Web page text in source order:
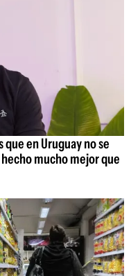
en Uruguay no se
mucho mejor que